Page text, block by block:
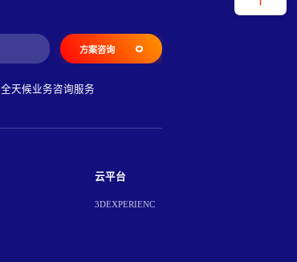
方案咨询
全天候业务咨询服务
云平台
3DEXPERIENC